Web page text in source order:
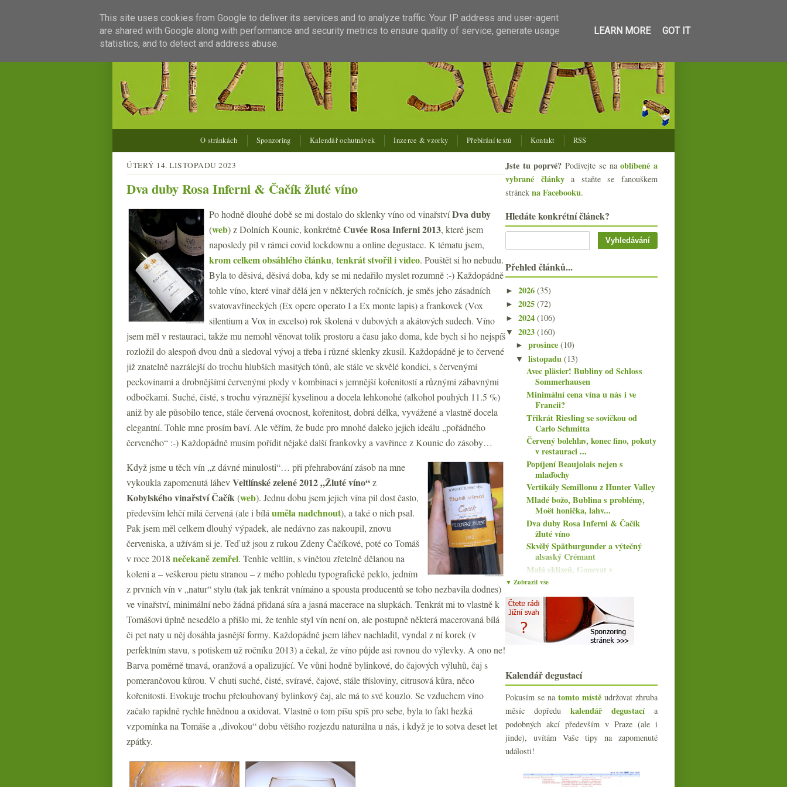
O stránkách Sponzoring Kalendář ochutnávek Inzerce & vzorky Přebírání textů Kontakt RSS
ÚTERÝ 14. LISTOPADU 2023
Dva duby Rosa Inferni & Čačík žluté víno
Po hodně dlouhé době se mi dostalo do sklenky víno od vinařstvíDva duby
(web)z Dolních Kounic, konkrétněCuvée Rosa Inferni 2013, které jsem
naposledy pil v rámci covid lockdownu a online degustace. K tématu jsem,
krom celkem obsáhlého článku, tenkrát stvořil i video. Pouštět si ho nebudu.
Byla to děsivá, děsivá doba, kdy se mi nedařilo myslet rozumně :-) Každopádně
tohle víno, které vinař dělá jen v některých ročnících, je směs jeho zásadních
svatovavřineckých (Ex opere operato I a Ex monte lapis) a frankovek (Vox
silentium a Vox in excelso) rok školená v dubových a akátových sudech. Víno
jsem měl v restauraci, takže mu nemohl věnovat tolik prostoru a času jako doma, kde bych si ho nejspíš
rozložil do alespoň dvou dnů a sledoval vývoj a třeba i různé sklenky zkusil. Každopádně je to červené
již znatelně nazrálejší do trochu hlubších masitých tónů, ale stále ve skvělé kondici, s červenými
peckovinami a drobnějšími červenými plody v kombinaci s jemnější kořenitostí a různými zábavnými
odbočkami. Suché, čisté, s trochu výraznější kyselinou a docela lehkonohé (alkohol pouhých 11.5 %)
aniž by ale působilo tence, stále červená ovocnost, kořenitost, dobrá délka, vyvážené a vlastně docela
elegantní. Tohle mne prosím baví. Ale věřím, že bude pro mnohé daleko jejich ideálu „pořádného
červeného“ :-) Každopádně musím pořídit nějaké další frankovky a vavřince z Kounic do zásoby…
Když jsme u těch vín „z dávné minulosti“… při přehrabování zásob na mne
vykoukla zapomenutá láhevVeltlínské zelené 2012 „Žluté víno“z
Kobylského vinařství Čačík(web). Jednu dobu jsem jejich vína pil dost často,
především lehčí milá červená (ale i bílá uměla nadchnout), a také o nich psal.
Pak jsem měl celkem dlouhý výpadek, ale nedávno zas nakoupil, znovu
červeniska, a užívám si je. Teď už jsou z rukou Zdeny Čačíkové, poté co Tomáš
v roce 2018 nečekaně zemřel. Tenhle veltlín, s vinětou zřetelně dělanou na
koleni a – veškerou pietu stranou – z mého pohledu typografické peklo, jedním
z prvních vín v „natur“ stylu (tak jak tenkrát vnímáno a spousta producentů se toho nezbavila dodnes)
ve vinařství, minimální nebo žádná přidaná síra a jasná macerace na slupkách. Tenkrát mi to vlastně k
Tomášovi úplně nesedělo a přišlo mi, že tenhle styl vín není on, ale postupně některá macerovaná bílá
či pet naty u něj dosáhla jasnější formy. Každopádně jsem láhev nachladil, vyndal z ní korek (v
perfektním stavu, s potiskem už ročníku 2013) a čekal, že víno půjde asi rovnou do výlevky. A ono ne!
Barva poměrně tmavá, oranžová a opalizující. Ve vůni hodně bylinkové, do čajových výluhů, čaj s
pomerančovou kůrou. V chuti suché, čisté, svíravé, čajové, stále třísloviny, citrusová kůra, něco
kořenitosti. Evokuje trochu přelouhovaný bylinkový čaj, ale má to své kouzlo. Se vzduchem víno
začalo rapidně rychle hnědnou a oxidovat. Vlastně o tom píšu spíš pro sebe, byla to fakt hezká
vzpomínka na Tomáše a „divokou“ dobu většího rozjezdu naturálna u nás, i když je to sotva deset let
zpátky.
Jste tu poprvé? Podívejte se naoblíbené a
vybrané článkya staňte se fanouškem
stránek na Facebooku.
Hledáte konkrétní článek?
Přehled článků...
► 2026 (35)
► 2025 (72)
► 2024 (106)
▼ 2023 (160)
►prosince(10)
▼listopadu(13)
Avec pläsier! Bubliny od Schloss
Sommerhausen
Minimální cena vína u nás i ve
Francii?
Třikrát Riesling se sovičkou od
Carlo Schmitta
Červený bolehlav, konec fino, pokuty
v restauraci ...
Popíjení Beaujolais nejen s
mlaďochy
Vertikály Semillonu z Hunter Valley
Mladé božo, Bublina s problémy,
Moët honička, lahv...
Dva duby Rosa Inferni & Čačík
žluté víno
Skvělý Spätburgunder a výtečný
alsaský Crémant
Malá sklizeň, Ganevat v
problémech, změny u elity,...
VVVV aneb Velká Vína Velkých
Vinic
Pétrus za falešné peníze, slepá
degustace padělků ...
září
►srpna(8)
►července(6)
► června(15)
►května(17)
► dubna(15)
►března
►ledna(19)
▼ Zobrazit vše
Kalendář degustací
Pokusím se na tomto místě udržovat zhruba
měsíc dopředu kalendář degustacía
podobných akcí především v Praze (ale i
jinde), uvítám Vaše tipy na zapomenuté
události!
This site uses cookies from Google to deliver its services and to analyze traffic. Your IP address and user-agent
are shared with Google along with performance and security metrics to ensure quality of service, generate usage
statistics, and to detect and address abuse.
LEARN MORE GOT IT